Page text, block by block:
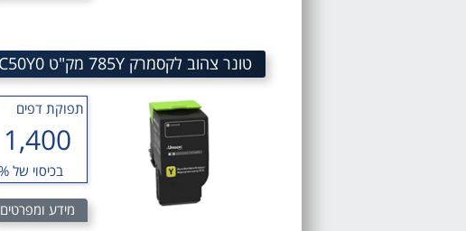
טונר צהוב לקסמרק 785Y מק"ט 785Y Yellow TONER Cartridge 78C50Y0
תפוקת דפים
1,400
בכיסוי של 5%
מידע ומפרטים